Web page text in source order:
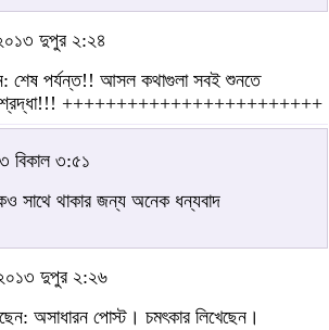
২০১৩ দুপুর ২:২৪
শেষ পর্যন্ত!! আসল কথাগুলা সবই শুনতে
শ্রদ্ধা!!! ++++++++++++++++++++++++
বিকাল ৩:৫১
সাথে থাকার জন্য অনেক ধন্যবাদ
২০১৩ দুপুর ২:২৬
অসাধারন পোস্ট। চমৎকার লিখেছেন।